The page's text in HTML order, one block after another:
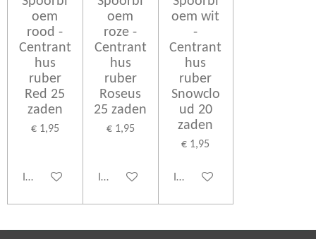
oem
rood -
Centrant
hus
ruber
Red 25
zaden
€ 1,95
In winkelwagen
oem
roze -
Centrant
hus
ruber
Roseus
25 zaden
€ 1,95
In winkelwagen
oem wit
-
Centrant
hus
ruber
Snowclo
ud 20
zaden
€ 1,95
In winkelwagen